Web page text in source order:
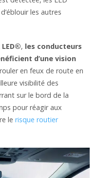
les autres
, les conducteurs
d’une vision
en feux de route en
visibilité des
sur le bord de la
pour réagir aux
le risque routier